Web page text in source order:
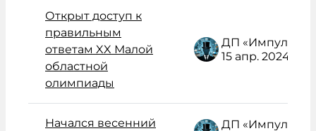
Открыт доступ к
правильным
ответам XX Малой
областной
олимпиады
15 апр. 2024
Начался весенний